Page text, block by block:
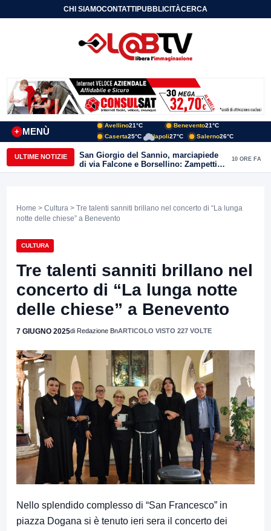
CHI SIAMOCONTATTIPUBBLICITÀCERCA
MENÙ
+
Avellino21°C Benevento21°C
Caserta25°C Napoli27°C Salerno26°C
ULTIME NOTIZIE
San Giorgio del Sannio, marciapiede
di via Falcone e Borsellino: Zampetti e
Lombardi replicano alle polemiche
10 ORE FA
Home > Cultura > Tre talenti sanniti brillano nel concerto di “La lunga
notte delle chiese” a Benevento
CULTURA
Tre talenti sanniti brillano nel
concerto di “La lunga notte
delle chiese” a Benevento
7 GIUGNO 2025di Redazione BnARTICOLO VISTO 227 VOLTE
Nello splendido complesso di “San Francesco” in
piazza Dogana si è tenuto ieri sera il concerto dei